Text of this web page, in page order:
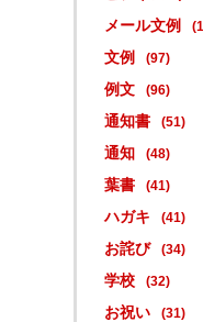
メール文例
文例 (97)
例文 (96)
通知書 (51)
通知 (48)
葉書 (41)
ハガキ (41)
お詫び (34)
学校 (32)
お祝い (31)